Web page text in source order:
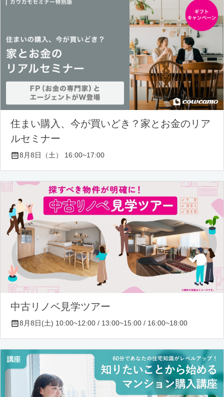
住まい購入、今が買いどき？家とお金のリア
ルセミナー
8月8日（土） 16:00~17:00
中古リノベ見学ツアー
8月8日(土) 10:00~12:00 / 13:00~15:00 / 16:00~18:00